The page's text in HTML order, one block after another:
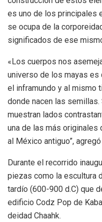
es uno de los principales
se ocupa de la
significados de ese
«Los cuerpos nos
universo de los mayas es
el inframundo y al mismo
donde nacen las
muestran lados
una de las más originales
al México antiguo”,
Durante el recorrido
piezas como la escultura
tardío (600-900 d.C) que
edificio Codz Pop de
deidad Chaahk.